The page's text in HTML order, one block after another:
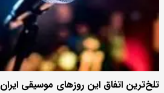
تلخ‌ترین اتفاق این‌ روزهای موسیقی ایران